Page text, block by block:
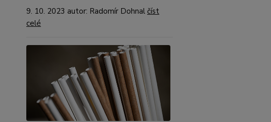
9. 10. 2023 autor: Radomír Dohnal číst
celé